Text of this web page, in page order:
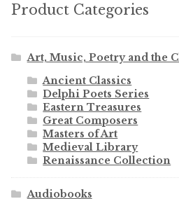
Product Categories
Art, Music, Poetry and the
Ancient Classics
Delphi Poets Series
Eastern Treasures
Great Composers
Masters of Art
Medieval Library
Renaissance Collection
Audiobooks